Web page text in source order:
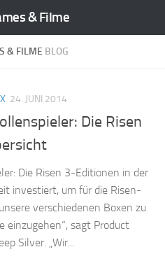
& Filme
& FILME BLOG
24. JUNI 2014
Die Risen
Die Risen 3-Editionen in der
investiert, um für die Risen-
verschiedenen Boxen zu
einzugehen“, sagt Product
Silver. „Wir...